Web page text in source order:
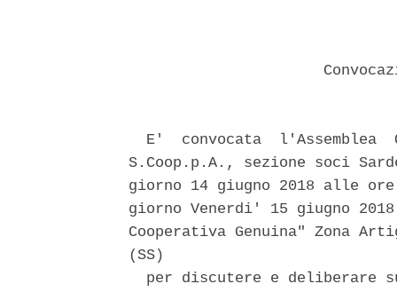
E'  convocata  l'Assemblea
S.Coop.p.A., sezione soci
giorno 14 giugno 2018 alle
giorno Venerdi' 15 giugno
Cooperativa Genuina" Zona
(SS)
per discutere e deliberare